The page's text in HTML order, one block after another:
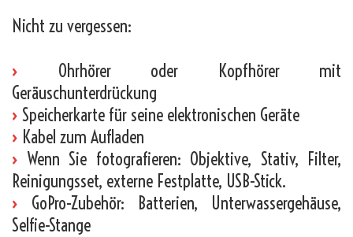
Nicht zu vergessen:
›
Ohrhörer oder Kopfhörer mit
Geräuschunterdrückung
› Speicherkarte für seine elektronischen Geräte
› Kabel zum Aufladen
› Wenn Sie fotografieren: Objektive, Stativ, Filter,
Reinigungsset, externe Festplatte, USB-Stick.
› GoPro-Zubehör: Batterien, Unterwassergehäuse,
Selfie-Stange